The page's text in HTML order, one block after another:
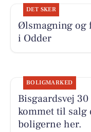
DET SKER
Ølsmagning og
i Odder
BOLIGMARKED
Bisgaardsvej
kommet til salg
boligerne her.